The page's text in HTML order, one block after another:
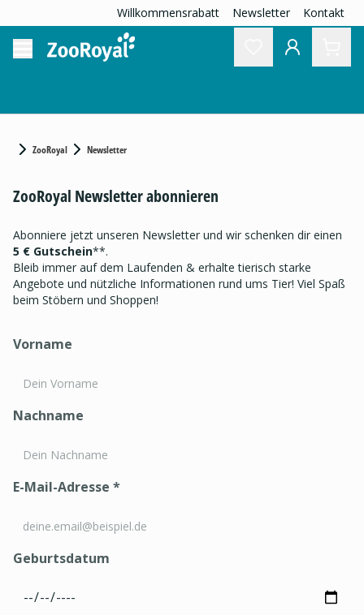
Willkommensrabatt Newsletter Kontakt
ZooRoyal Newsletter
ZooRoyal Newsletter abonnieren
Abonniere jetzt unseren Newsletter und wir schenken dir einen
5 € Gutschein**.
Bleib immer auf dem Laufenden & erhalte tierisch starke
Angebote und nützliche Informationen rund ums Tier! Viel Spaß
beim Stöbern und Shoppen!
Vorname
Nachname
E-Mail-Adresse *
Geburtsdatum